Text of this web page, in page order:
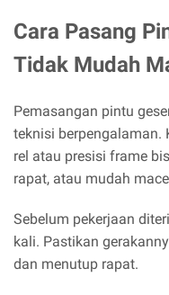
Cara Pasang
Tidak Mudah
Pemasangan pintu
teknisi berpengalaman.
rel atau presisi frame
rapat, atau mudah
Sebelum pekerjaan
kali. Pastikan
dan menutup rapat.